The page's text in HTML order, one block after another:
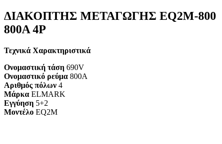
ΔΙΑΚΟΠΤΗΣ ΜΕΤΑΓΩΓΗΣ EQ2M-800
800A 4P
Τεχνικά Χαρακτηριστικά
Ονομαστική τάση 690V
Ονομαστικό ρεύμα 800A
Αριθμός πόλων 4
Μάρκα ELMARK
Εγγύηση 5+2
Mοντέλο EQ2M